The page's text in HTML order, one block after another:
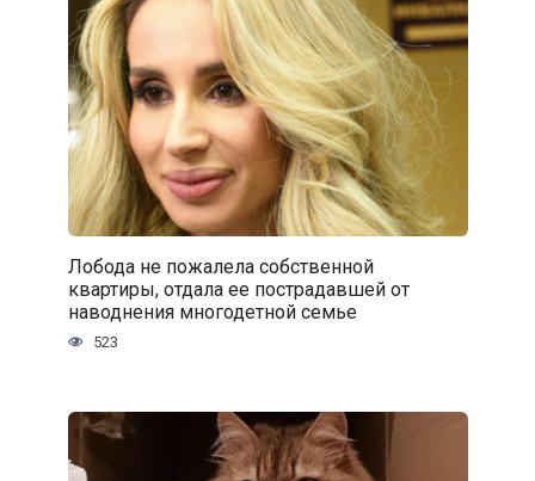
Лобода не пожалела собственной
квартиры, отдала ее пострадавшей от
наводнения многодетной семье
523